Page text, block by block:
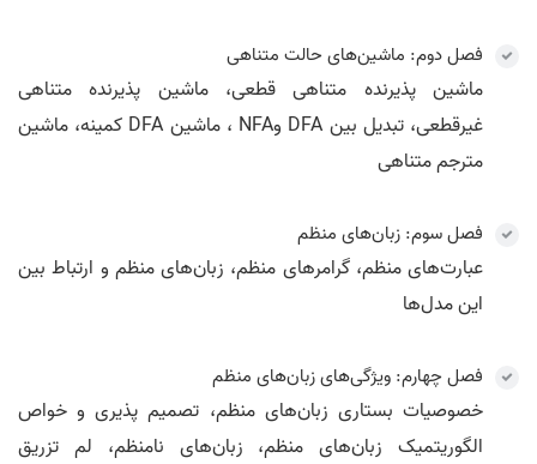
فصل دوم: ماشین‌های حالت متناهی
ماشین پذیرنده متناهی قطعی، ماشین پذیرنده متناهی
غیرقطعی، تبدیل بین DFA وNFA ، ماشین DFA کمینه، ماشین‌
مترجم متناهی
فصل سوم: زبان‌های منظم
عبارت‌های منظم، گرامرهای منظم، زبان‌های منظم و ارتباط بین
این مدل‌ها
فصل چهارم: ویژگی‌های زبان‌های منظم
خصوصیات بستاری زبان‌های منظم، تصمیم پذیری و خواص
الگوریتمیک زبان‌های منظم، زبان‌های نامنظم، لم تزریق